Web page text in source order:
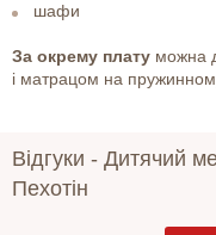
шафи
За окрему плату можна
і матрацом на
Відгуки - Дитячий
Пехотін